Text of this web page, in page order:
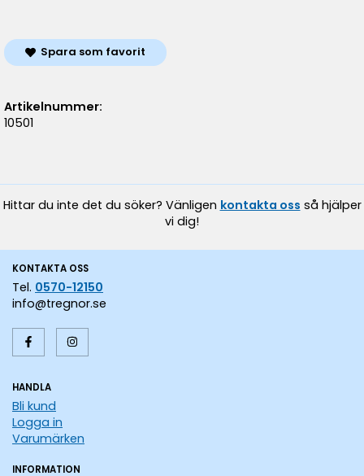
Spara som favorit
Artikelnummer:
10501
Hittar du inte det du söker? Vänligen kontakta oss så hjälper
vi dig!
KONTAKTA OSS
Tel. 0570-12150
info@tregnor.se
HANDLA
Bli kund
Logga in
Varumärken
INFORMATION